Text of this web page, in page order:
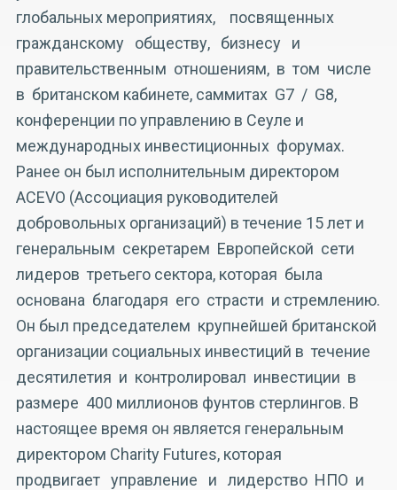
глобальных мероприятиях, посвященных
гражданскому обществу, бизнесу и
правительственным отношениям, в том числе
в британском кабинете, саммитах G7 / G8,
конференции по управлению в Сеуле и
международных инвестиционных форумах.
Ранее он был исполнительным директором
ACEVO (Ассоциация руководителей
добровольных организаций) в течение 15 лет и
генеральным секретарем Европейской сети
лидеров третьего сектора, которая была
основана благодаря его страсти и стремлению.
Он был председателем крупнейшей британской
организации социальных инвестиций в течение
десятилетия и контролировал инвестиции в
размере 400 миллионов фунтов стерлингов. В
настоящее время он является генеральным
директором Charity Futures, которая
продвигает управление и лидерство НПО и